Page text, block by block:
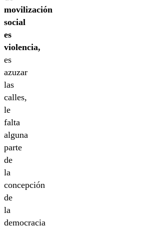
movilización
social
es
violencia,
es
azuzar
las
calles,
le
falta
alguna
parte
de
la
concepción
de
la
democracia